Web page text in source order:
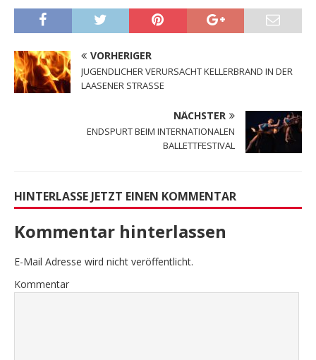
VORHERIGER
JUGENDLICHER VERURSACHT KELLERBRAND IN DER
LAASENER STRASSE
NÄCHSTER
ENDSPURT BEIM INTERNATIONALEN
BALLETTFESTIVAL
HINTERLASSE JETZT EINEN KOMMENTAR
Kommentar hinterlassen
E-Mail Adresse wird nicht veröffentlicht.
Kommentar